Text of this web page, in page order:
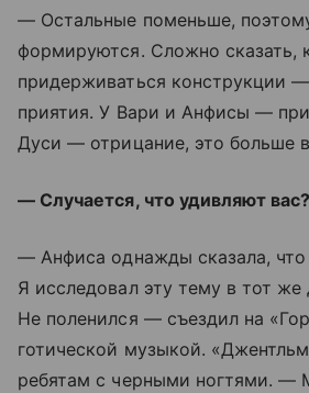
— Остальные поменьше,
формируются. Сложно сказать,
придерживаться конструкции
приятия. У Вари и Анфисы —
Дуси — отрицание, это больше
— Случается, что удивляют вас?
— Анфиса однажды сказала, что
Я исследовал эту тему в тот же
Не поленился — съездил на
готической музыкой.
ребятам с черными ногтями. —